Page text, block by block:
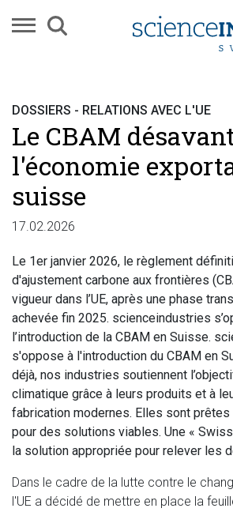
DOSSIERS - RELATIONS AVEC L'UE
Le CBAM
l'économie
suisse
17.02.2026
Le 1er janvier 2026, le règlement
d'ajustement carbone aux frontières
vigueur dans l’UE, après une phase
achevée fin 2025. scienceindustries
l’introduction de la CBAM en Suisse.
s'oppose à l'introduction du CBAM en
déjà, nos industries soutiennent
climatique grâce à leurs produits et à
fabrication modernes. Elles sont
pour des solutions viables. Une «
la solution appropriée pour relever les
Dans le cadre de la lutte contre le
l'UE a décidé de mettre en place la